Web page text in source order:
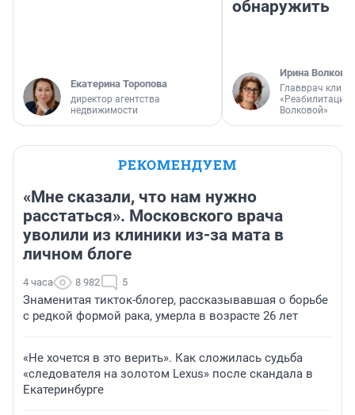
Екатерина Торопова
директор агентства
недвижимости
обнаружить
Ирина Волкова
Главврач
«Реабилитация
Волковой»
РЕКОМЕНДУЕМ
«Мне сказали, что нам нужно
расстаться». Московского врача
уволили из клиники из-за мата в
личном блоге
4 часа 8 982 5
Знаменитая тикток-блогер, рассказывавшая о борьбе
с редкой формой рака, умерла в возрасте 26 лет
«Не хочется в это верить». Как сложилась судьба
«следователя на золотом Lexus» после скандала в
Екатеринбурге